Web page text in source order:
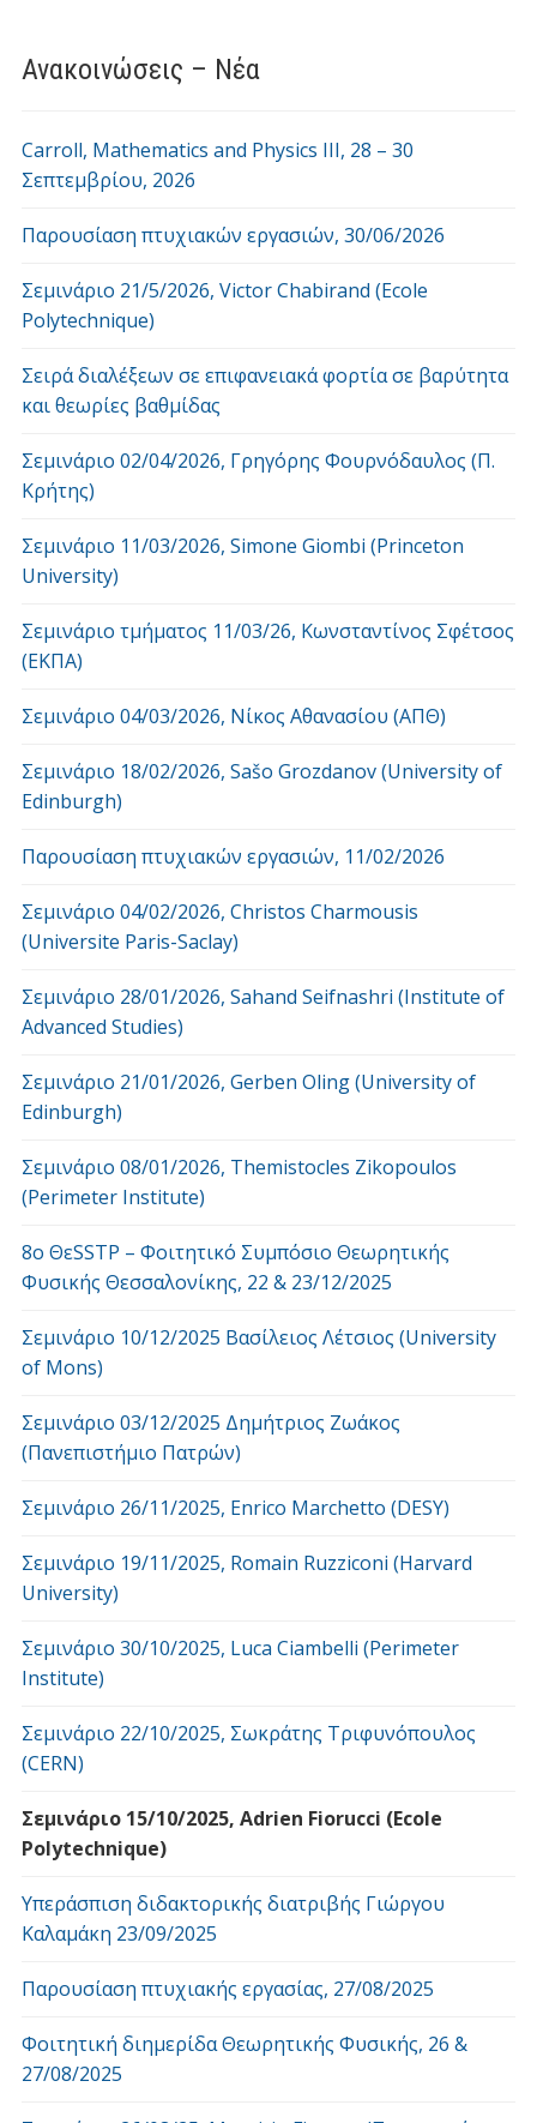
Ανακοινώσεις – Νέα
Carroll, Mathematics and Physics ΙΙI, 28 – 30
Σεπτεμβρίου, 2026
Παρουσίαση πτυχιακών εργασιών, 30/06/2026
Σεμινάριο 21/5/2026, Victor Chabirand (Ecole
Polytechnique)
Σειρά διαλέξεων σε επιφανειακά φορτία σε βαρύτητα
και θεωρίες βαθμίδας
Σεμινάριο 02/04/2026, Γρηγόρης Φουρνόδαυλος (Π.
Κρήτης)
Σεμινάριο 11/03/2026, Simone Giombi (Princeton
University)
Σεμινάριο τμήματος 11/03/26, Κωνσταντίνος Σφέτσος
(ΕΚΠΑ)
Σεμινάριο 04/03/2026, Νίκος Αθανασίου (ΑΠΘ)
Σεμινάριο 18/02/2026, Sašo Grozdanov (University of
Edinburgh)
Παρουσίαση πτυχιακών εργασιών, 11/02/2026
Σεμινάριο 04/02/2026, Christos Charmousis
(Universite Paris-Saclay)
Σεμινάριο 28/01/2026, Sahand Seifnashri (Institute of
Advanced Studies)
Σεμινάριο 21/01/2026, Gerben Oling (University of
Edinburgh)
Σεμινάριο 08/01/2026, Themistocles Zikopoulos
(Perimeter Institute)
8o ΘεSSTP – Φοιτητικό Συμπόσιο Θεωρητικής
Φυσικής Θεσσαλονίκης, 22 & 23/12/2025
Σεμινάριο 10/12/2025 Βασίλειος Λέτσιος (University
of Mons)
Σεμινάριο 03/12/2025 Δημήτριος Ζωάκος
(Πανεπιστήμιο Πατρών)
Σεμινάριο 26/11/2025, Enrico Marchetto (DESY)
Σεμινάριο 19/11/2025, Romain Ruzziconi (Harvard
University)
Σεμινάριο 30/10/2025, Luca Ciambelli (Perimeter
Institute)
Σεμινάριο 22/10/2025, Σωκράτης Τριφυνόπουλος
(CERN)
Σεμινάριο 15/10/2025, Adrien Fiorucci (Ecole
Polytechnique)
Υπεράσπιση διδακτορικής διατριβής Γιώργου
Καλαμάκη 23/09/2025
Παρουσίαση πτυχιακής εργασίας, 27/08/2025
Φοιτητική διημερίδα Θεωρητικής Φυσικής, 26 &
27/08/2025